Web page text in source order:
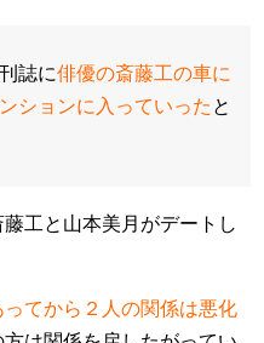
誌に俳優の斎藤工の車に
ションに入っていった と
工と山本美月がデートし
てから２人の関係は悪化